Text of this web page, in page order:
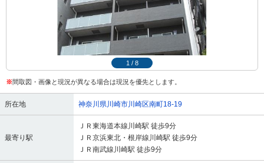
1 / 8
※間取図・画像と現況が異なる場合は現況を優先とします。
所在地 神奈川県川崎市川崎区南町18-19
最寄り駅
ＪＲ東海道本線川崎駅 徒歩9分
ＪＲ京浜東北・根岸線川崎駅 徒歩9分
ＪＲ南武線川崎駅 徒歩9分